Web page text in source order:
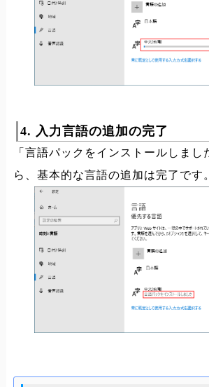
4. 入力言語の追加の完了
「言語パックをインストールしまし
ら、基本的な言語の追加は完了です。